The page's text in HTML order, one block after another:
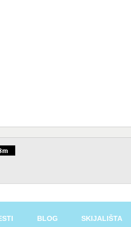
BLOG SKIJALIŠTA